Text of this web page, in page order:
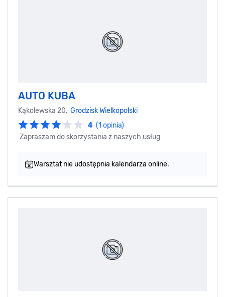
AUTO KUBA
Kąkolewska 20, Grodzisk Wielkopolski
4 (1 opinia)
Zapraszam do skorzystania z naszych usług
Warsztat nie udostępnia kalendarza online.